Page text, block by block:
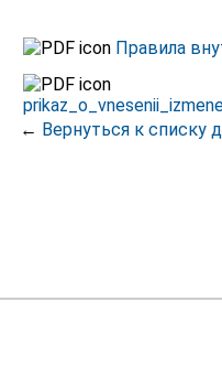
Правила
← Вернуться к списку